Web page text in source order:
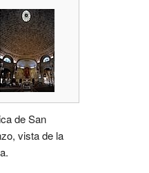
de San
vista de la